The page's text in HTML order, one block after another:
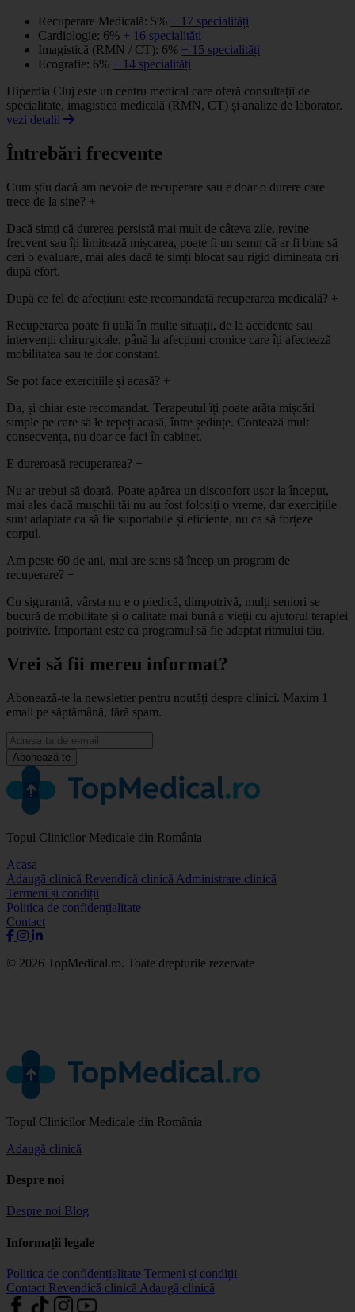
Recuperare Medicală: 5% + 17 specialități
Cardiologie: 6% + 16 specialități
Imagistică (RMN / CT): 6% + 15 specialități
Ecografie: 6% + 14 specialități
Hiperdia Cluj este un centru medical care oferă consultații de
specialitate, imagistică medicală (RMN, CT) și analize de laborator.
vezi detalii
Întrebări frecvente
Cum știu dacă am nevoie de recuperare sau e doar o durere care
trece de la sine? +
Dacă simți că durerea persistă mai mult de câteva zile, revine
frecvent sau îți limitează mișcarea, poate fi un semn că ar fi bine să
ceri o evaluare, mai ales dacă te simți blocat sau rigid dimineața ori
după efort.
După ce fel de afecțiuni este recomandată recuperarea medicală? +
Recuperarea poate fi utilă în multe situații, de la accidente sau
intervenții chirurgicale, până la afecțiuni cronice care îți afectează
mobilitatea sau te dor constant.
Se pot face exercițiile și acasă? +
Da, și chiar este recomandat. Terapeutul îți poate arăta mișcări
simple pe care să le repeți acasă, între ședințe. Contează mult
consecvența, nu doar ce faci în cabinet.
E dureroasă recuperarea? +
Nu ar trebui să doară. Poate apărea un disconfort ușor la început,
mai ales dacă mușchii tăi nu au fost folosiți o vreme, dar exercițiile
sunt adaptate ca să fie suportabile și eficiente, nu ca să forțeze
corpul.
Am peste 60 de ani, mai are sens să încep un program de
recuperare? +
Cu siguranță, vârsta nu e o piedică, dimpotrivă, mulți seniori se
bucură de mobilitate și o calitate mai bună a vieții cu ajutorul terapiei
potrivite. Important este ca programul să fie adaptat ritmului tău.
Vrei să fii mereu informat?
Abonează-te la newsletter pentru noutăți despre clinici. Maxim 1
email pe săptămână, fără spam.
Abonează-te
Topul Clinicilor Medicale din România
Acasa
Adaugă clinică Revendică clinică Administrare clinică
Termeni și condiții
Politica de confidențialitate
Contact
© 2026 TopMedical.ro. Toate drepturile rezervate
Topul Clinicilor Medicale din România
Adaugă clinică
Despre noi
Despre noi Blog
Informații legale
Politica de confidențialitate Termeni și condiții
Contact Revendică clinică Adaugă clinică